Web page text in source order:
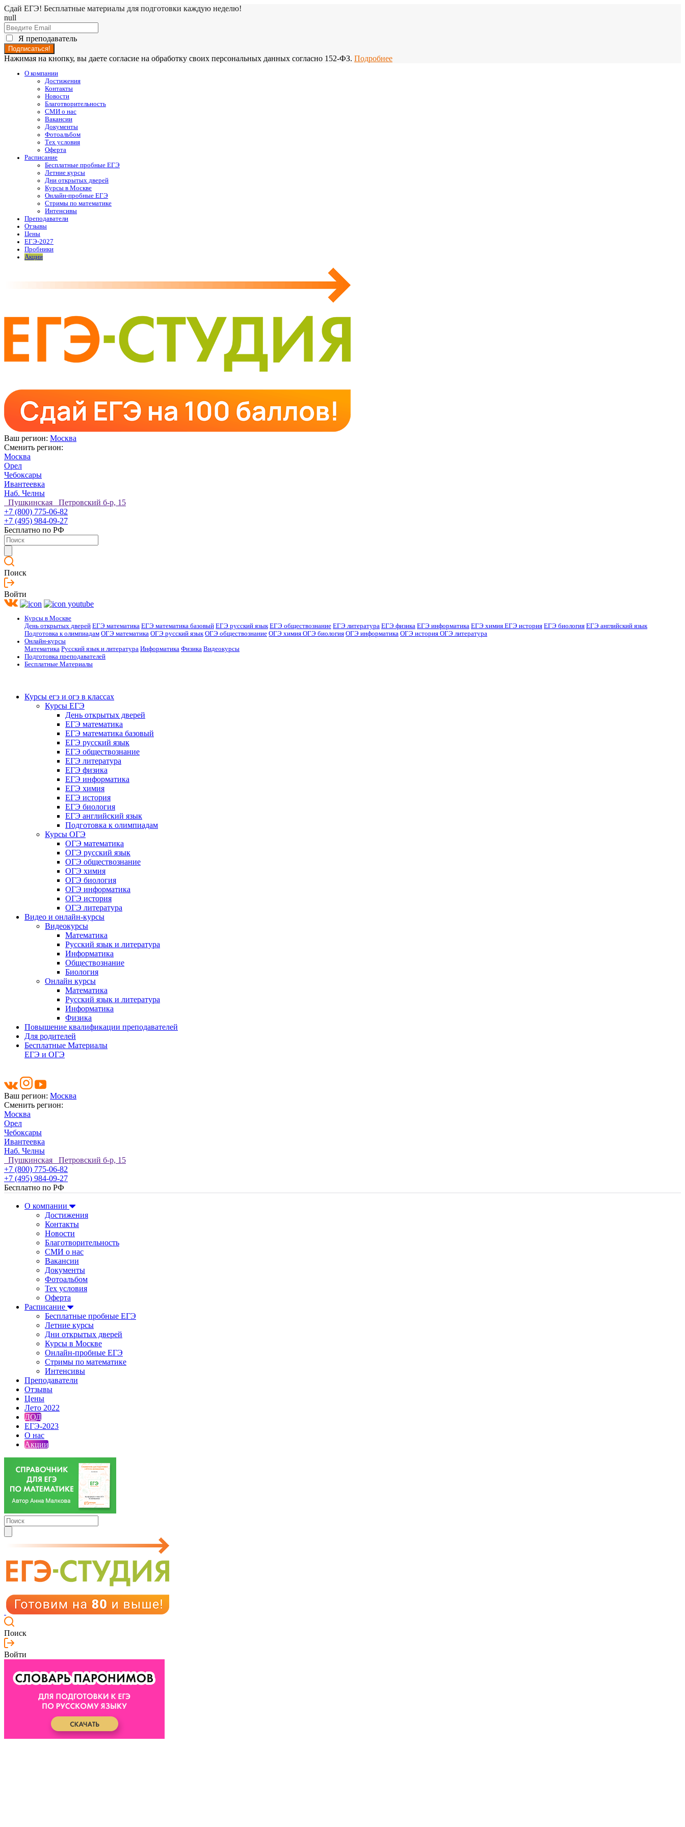
Сдай ЕГЭ! Бесплатные материалы для подготовки каждую неделю!
null
Я преподаватель
Нажимая на кнопку, вы даете согласие на обработку своих персональных данных согласно 152-ФЗ. Подробнее
О компании
Достижения
Контакты
Новости
Благотворительность
СМИ о нас
Вакансии
Документы
Фотоальбом
Тех условия
Оферта
Расписание
Бесплатные пробные ЕГЭ
Летние курсы
Дни открытых дверей
Курсы в Москве
Онлайн-пробные ЕГЭ
Стримы по математике
Интенсивы
Преподаватели
Отзывы
Цены
ЕГЭ-2027
Пробники
Акции
Ваш регион: Москва
Сменить регион:
Москва
Орел
Чебоксары
Ивантеевка
Наб. Челны
Пушкинская Петровский б-р, 15
+7 (800) 775-06-82
+7 (495) 984-09-27
Бесплатно по РФ
Поиск
Войти
Курсы в Москве
День открытых дверей ЕГЭ математика ЕГЭ математика базовый ЕГЭ русский язык ЕГЭ обществознание ЕГЭ литература ЕГЭ физика ЕГЭ информатика ЕГЭ химия ЕГЭ история ЕГЭ биология ЕГЭ английский язык
Подготовка к олимпиадам ОГЭ математика ОГЭ русский язык ОГЭ обществознание ОГЭ химия ОГЭ биология ОГЭ информатика ОГЭ история ОГЭ литература
Онлайн-курсы
Математика Русский язык и литература Информатика Физика Видеокурсы
Подготовка преподавателей
Бесплатные Материалы
Курсы егэ и огэ в классах
Курсы ЕГЭ
День открытых дверей
ЕГЭ математика
ЕГЭ математика базовый
ЕГЭ русский язык
ЕГЭ обществознание
ЕГЭ литература
ЕГЭ физика
ЕГЭ информатика
ЕГЭ химия
ЕГЭ история
ЕГЭ биология
ЕГЭ английский язык
Подготовка к олимпиадам
Курсы ОГЭ
ОГЭ математика
ОГЭ русский язык
ОГЭ обществознание
ОГЭ химия
ОГЭ биология
ОГЭ информатика
ОГЭ история
ОГЭ литература
Видео и онлайн-курсы
Видеокурсы
Математика
Русский язык и литература
Информатика
Обществознание
Биология
Онлайн курсы
Математика
Русский язык и литература
Информатика
Физика
Повышение квалификации преподавателей
Для родителей
Бесплатные Материалы
ЕГЭ и ОГЭ
Ваш регион: Москва
Сменить регион:
Москва
Орел
Чебоксары
Ивантеевка
Наб. Челны
Пушкинская Петровский б-р, 15
+7 (800) 775-06-82
+7 (495) 984-09-27
Бесплатно по РФ
О компании
Достижения
Контакты
Новости
Благотворительность
СМИ о нас
Вакансии
Документы
Фотоальбом
Тех условия
Оферта
Расписание
Бесплатные пробные ЕГЭ
Летние курсы
Дни открытых дверей
Курсы в Москве
Онлайн-пробные ЕГЭ
Стримы по математике
Интенсивы
Преподаватели
Отзывы
Цены
Лето 2022
ДОД
ЕГЭ-2023
О нас
Акции
Поиск
Войти